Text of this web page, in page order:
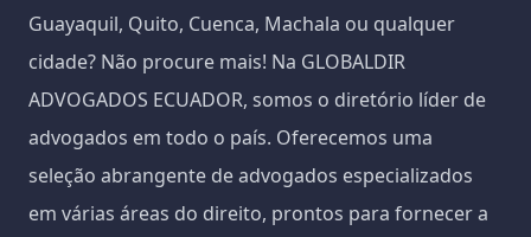
Guayaquil, Quito, Cuenca, Machala ou qualquer
cidade? Não procure mais! Na GLOBALDIR
ADVOGADOS ECUADOR, somos o diretório líder de
advogados em todo o país. Oferecemos uma
seleção abrangente de advogados especializados
em várias áreas do direito, prontos para fornecer a